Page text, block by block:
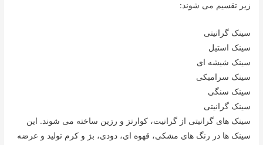
زیر تقسیم می شوند:
سینک گرانیتی
سینک استیل
سینک شیشه ای
سینک سرامیکی
سینک سنگی
سینک گرانیتی
سینک های گرانیتی از گرانیت، کوارتز و رزین ساخته می شوند. این
سینک ها در رنگ های مشکی، قهوه ای، دودی، بژ و کرم تولید و عرضه